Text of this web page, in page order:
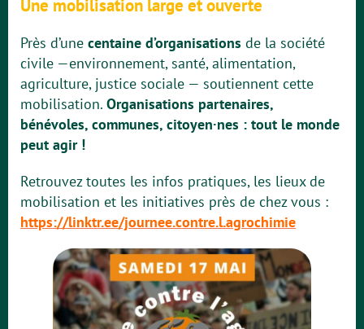
Une mobilisation large et ouverte
Près d’une centaine d’organisations de la société
civile —environnement, santé, alimentation,
agriculture, justice sociale — soutiennent cette
mobilisation. Organisations partenaires,
bénévoles, communes, citoyen·nes : tout le monde
peut agir !
Retrouvez toutes les infos pratiques, les lieux de
mobilisation et les initiatives près de chez vous :
https://linktr.ee/journee.contre.l.agrochimie